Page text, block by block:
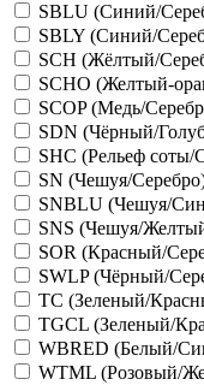
SBLU (Синий/
SBLY (Синий/
SCH (Жёлтый/
SCHO (Желтый-
SCOP (Медь/
SDN (Чёрный/
SHC (Рельеф соты/
SN (Чешуя/
SNBLU (Чешуя/
SNS (Чешуя/
SOR (Красный/
SWLP (Чёрный/
TC (Зеленый/
TGCL (Зеленый/
WBRED (Белый/
WTML (Розовый/